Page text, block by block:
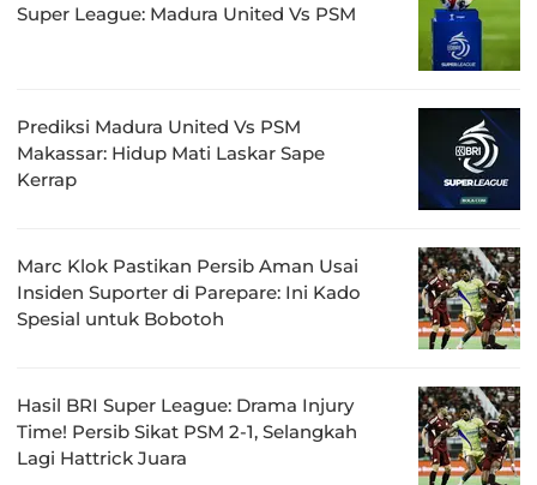
Super League: Madura United Vs PSM
Prediksi Madura United Vs PSM
Makassar: Hidup Mati Laskar Sape
Kerrap
Marc Klok Pastikan Persib Aman Usai
Insiden Suporter di Parepare: Ini Kado
Spesial untuk Bobotoh
Hasil BRI Super League: Drama Injury
Time! Persib Sikat PSM 2-1, Selangkah
Lagi Hattrick Juara